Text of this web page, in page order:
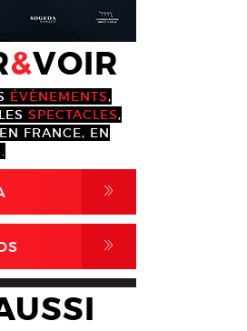
&VOIR
ÉVÈNEMENTS,
SPECTACLES,
EN FRANCE, EN
,
,